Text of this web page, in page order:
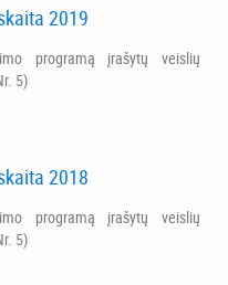
2019
programą įrašytų veislių
5)
2018
programą įrašytų veislių
5)